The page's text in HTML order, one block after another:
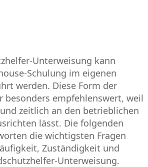
Unterweisung kann
Schulung im eigenen
werden. Diese Form der
besonders empfehlenswert, weil
zeitlich an den betrieblichen
lässt. Die folgenden
die wichtigsten Fragen
Zuständigkeit und
Unterweisung.